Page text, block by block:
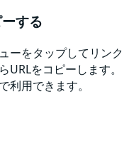
する
ーをタップしてリンク
をコピーします。
利用できます。